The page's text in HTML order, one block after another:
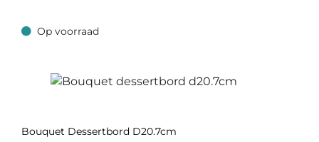
Op voorraad
Op voorraad
Bouquet Dessertbord D20.7cm